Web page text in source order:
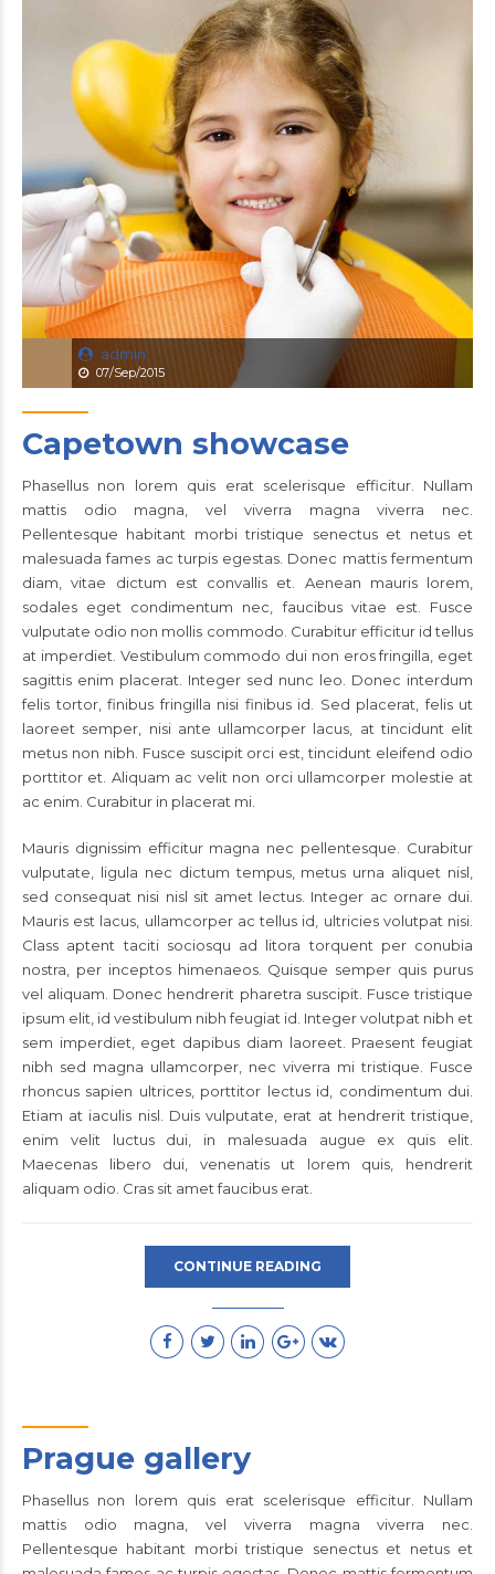
admin
07/Sep/2015
Capetown showcase
Phasellus non lorem quis erat scelerisque efficitur. Nullam
mattis odio magna, vel viverra magna viverra nec.
Pellentesque habitant morbi tristique senectus et netus et
malesuada fames ac turpis egestas. Donec mattis fermentum
diam, vitae dictum est convallis et. Aenean mauris lorem,
sodales eget condimentum nec, faucibus vitae est. Fusce
vulputate odio non mollis commodo. Curabitur efficitur id tellus
at imperdiet. Vestibulum commodo dui non eros fringilla, eget
sagittis enim placerat. Integer sed nunc leo. Donec interdum
felis tortor, finibus fringilla nisi finibus id. Sed placerat, felis ut
laoreet semper, nisi ante ullamcorper lacus, at tincidunt elit
metus non nibh. Fusce suscipit orci est, tincidunt eleifend odio
porttitor et. Aliquam ac velit non orci ullamcorper molestie at
ac enim. Curabitur in placerat mi.
Mauris dignissim efficitur magna nec pellentesque. Curabitur
vulputate, ligula nec dictum tempus, metus urna aliquet nisl,
sed consequat nisi nisl sit amet lectus. Integer ac ornare dui.
Mauris est lacus, ullamcorper ac tellus id, ultricies volutpat nisi.
Class aptent taciti sociosqu ad litora torquent per conubia
nostra, per inceptos himenaeos. Quisque semper quis purus
vel aliquam. Donec hendrerit pharetra suscipit. Fusce tristique
ipsum elit, id vestibulum nibh feugiat id. Integer volutpat nibh et
sem imperdiet, eget dapibus diam laoreet. Praesent feugiat
nibh sed magna ullamcorper, nec viverra mi tristique. Fusce
rhoncus sapien ultrices, porttitor lectus id, condimentum dui.
Etiam at iaculis nisl. Duis vulputate, erat at hendrerit tristique,
enim velit luctus dui, in malesuada augue ex quis elit.
Maecenas libero dui, venenatis ut lorem quis, hendrerit
aliquam odio. Cras sit amet faucibus erat.
CONTINUE READING
Prague gallery
Phasellus non lorem quis erat scelerisque efficitur. Nullam
mattis odio magna, vel viverra magna viverra nec.
Pellentesque habitant morbi tristique senectus et netus et